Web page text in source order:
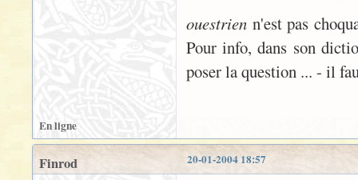
ouestrien n'est pas
Pour info, dans son
poser la question ... - il
En ligne
20-01-2004 18:57
Finrod